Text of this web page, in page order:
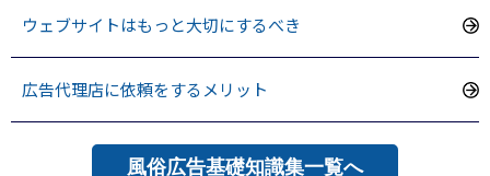
ウェブサイトはもっと大切にするべき
広告代理店に依頼をするメリット
風俗広告基礎知識集一覧へ